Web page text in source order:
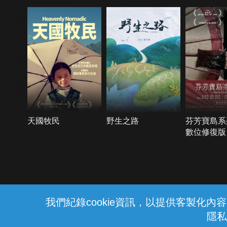
我們紀錄cookie資訊，以提供客製化內
隱
天國牧民 野生之路
芬芳寶島
數位修復版